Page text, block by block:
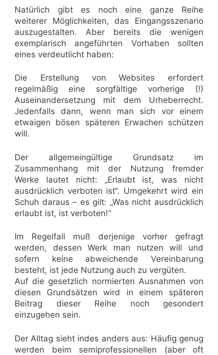
Natürlich gibt es noch eine ganze Reihe
weiterer Möglichkeiten, das Eingangsszenario
auszugestalten. Aber bereits die wenigen
exemplarisch angeführten Vorhaben sollten
eines verdeutlicht haben:
Die Erstellung von Websites erfordert
regelmäßig eine sorgfältige vorherige (!)
Auseinandersetzung mit dem Urheberrecht.
Jedenfalls dann, wenn man sich vor einem
etwaigen bösen späteren Erwachen schützen
will.
Der allgemeingültige Grundsatz im
Zusammenhang mit der Nutzung fremder
Werke lautet nicht: „Erlaubt ist, was nicht
ausdrücklich verboten ist“. Umgekehrt wird ein
Schuh daraus – es gilt: „Was nicht ausdrücklich
erlaubt ist, ist verboten!“
Im Regelfall muß derjenige vorher gefragt
werden, dessen Werk man nutzen will und
sofern keine abweichende Vereinbarung
besteht, ist jede Nutzung auch zu vergüten.
Auf die gesetzlich normierten Ausnahmen von
diesen Grundsätzen wird in einem späteren
Beitrag dieser Reihe noch gesondert
einzugehen sein.
Der Alltag sieht indes anders aus: Häufig genug
werden beim semiprofessionellen (aber oft